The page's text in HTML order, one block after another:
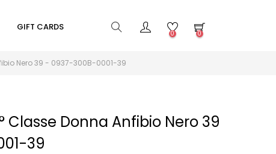
GIFT CARDS
0 0
Nero 39 - 0937-300B-0001-39
Classe Donna Anfibio Nero 39
39